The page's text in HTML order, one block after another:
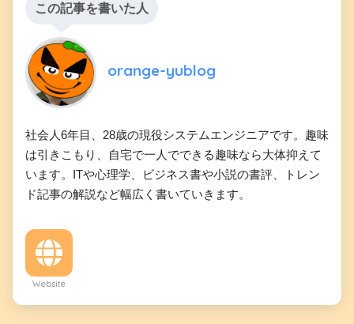
この記事を書いた人
orange-yublog
社会人6年目、28歳の現役システムエンジニアです。趣味
は引きこもり、自宅で一人でできる趣味なら大体抑えて
います。ITや心理学、ビジネス書や小説の書評、トレン
ド記事の解説など幅広く書いていきます。
Website